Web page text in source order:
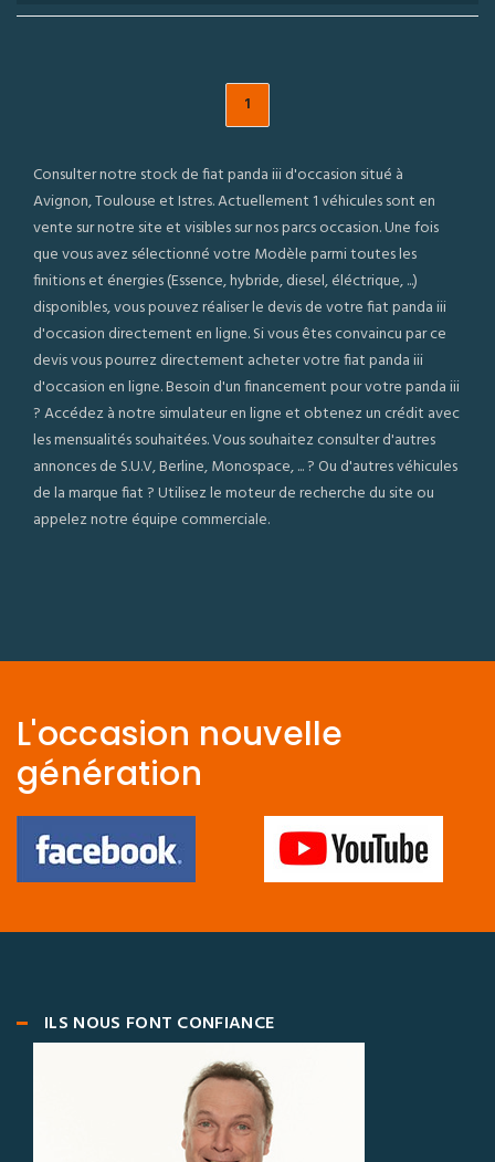
1
Consulter notre stock de fiat panda iii d'occasion situé à
Avignon, Toulouse et Istres. Actuellement 1 véhicules sont en
vente sur notre site et visibles sur nos parcs occasion. Une fois
que vous avez sélectionné votre Modèle parmi toutes les
finitions et énergies (Essence, hybride, diesel, éléctrique, ...)
disponibles, vous pouvez réaliser le devis de votre fiat panda iii
d'occasion directement en ligne. Si vous êtes convaincu par ce
devis vous pourrez directement acheter votre fiat panda iii
d'occasion en ligne. Besoin d'un financement pour votre panda iii
? Accédez à notre simulateur en ligne et obtenez un crédit avec
les mensualités souhaitées. Vous souhaitez consulter d'autres
annonces de S.U.V, Berline, Monospace, ... ? Ou d'autres véhicules
de la marque fiat ? Utilisez le moteur de recherche du site ou
appelez notre équipe commerciale.
L'occasion nouvelle
génération
ILS NOUS FONT CONFIANCE